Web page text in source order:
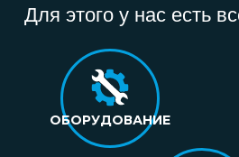
Для этого у нас есть
ОБОРУДОВАНИЕ